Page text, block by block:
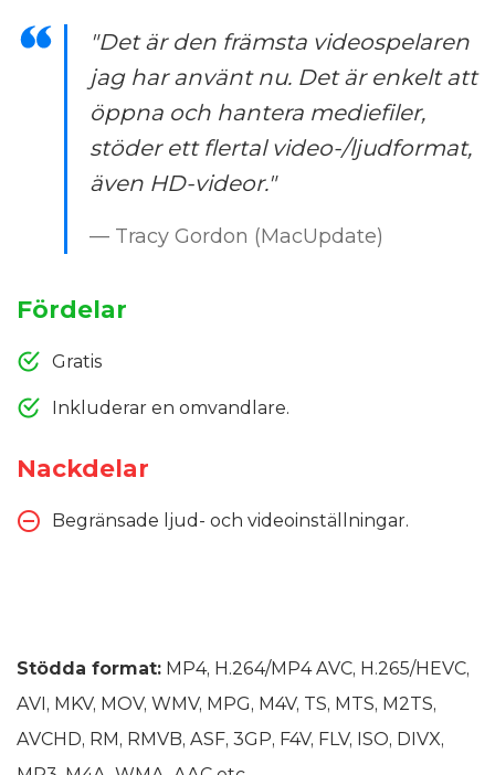
"Det är den främsta videospelaren
jag har använt nu. Det är enkelt att
öppna och hantera mediefiler,
stöder ett flertal video-/ljudformat,
även HD-videor."
— Tracy Gordon (MacUpdate)
Fördelar
Gratis
Inkluderar en omvandlare.
Nackdelar
Begränsade ljud- och videoinställningar.
Stödda format: MP4, H.264/MP4 AVC, H.265/HEVC,
AVI, MKV, MOV, WMV, MPG, M4V, TS, MTS, M2TS,
AVCHD, RM, RMVB, ASF, 3GP, F4V, FLV, ISO, DIVX,